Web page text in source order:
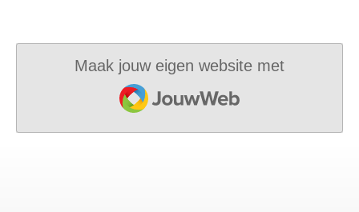
Maak jouw eigen website met
JouwWeb